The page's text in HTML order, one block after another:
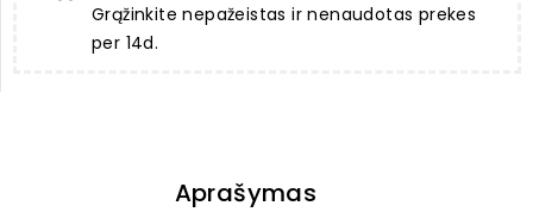
Grąžinkite nepažeistas ir nenaudotas prekes
per 14d.
Aprašymas